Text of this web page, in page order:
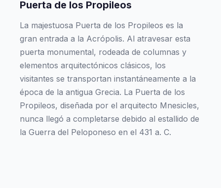
Puerta de los Propileos
La majestuosa Puerta de los Propileos es la
gran entrada a la Acrópolis. Al atravesar esta
puerta monumental, rodeada de columnas y
elementos arquitectónicos clásicos, los
visitantes se transportan instantáneamente a la
época de la antigua Grecia. La Puerta de los
Propileos, diseñada por el arquitecto Mnesicles,
nunca llegó a completarse debido al estallido de
la Guerra del Peloponeso en el 431 a. C.